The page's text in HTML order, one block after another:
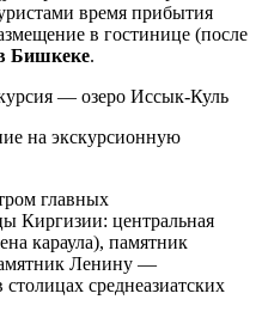
время прибытия
в гостинице (после
Бишкеке.
— озеро Иссык-Куль
на экскурсионную
главных
Киргизии: центральная
караула), памятник
Ленину —
среднеазиатских